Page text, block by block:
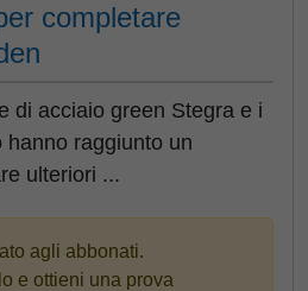
completare
di acciaio green Stegra e i
hanno raggiunto un
ulteriori ...
agli abbonati.
e ottieni una prova